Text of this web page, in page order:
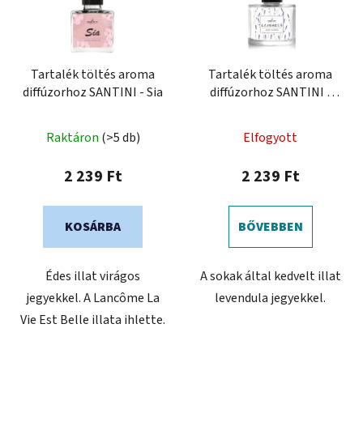
Tartalék töltés aroma
diffúzorhoz SANTINI - Sia
Raktáron (>5 db)
2 239 Ft
KOSÁRBA
Édes illat virágos
jegyekkel. A Lancôme La
Vie Est Belle illata ihlette.
Tartalék töltés aroma
diffúzorhoz SANTINI -
Elfogyott
2 239 Ft
BŐVEBBEN
A sokak által kedvelt illat
levendula jegyekkel.